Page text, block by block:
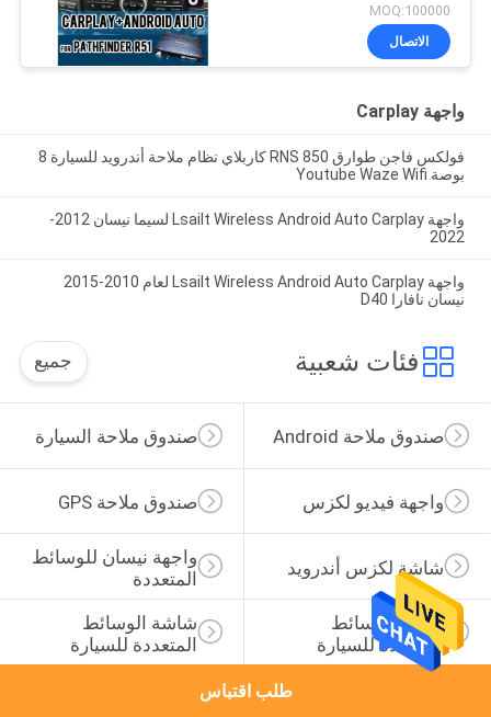
و WiFi و YouTube Music
MOQ:100000
الاتصال
واجهة Carplay
فولكس فاجن طوارق RNS 850 كاربلاي نظام ملاحة أندرويد للسيارة 8
بوصة Youtube Waze Wifi
واجهة Lsailt Wireless Android Auto Carplay لسيما نيسان 2012-
2022
واجهة Lsailt Wireless Android Auto Carplay لعام 2010-2015
نيسان نافارا D40
فئات شعبية جميع
صندوق ملاحة السيارة صندوق ملاحة Android
صندوق ملاحة GPS واجهة فيديو لكزس
واجهة نيسان للوسائط
المتعددة
شاشة لكزس أندرويد
شاشة الوسائط
المتعددة للسيارة
عرض الوسائط
المتعددة للسيارة
طلب اقتباس